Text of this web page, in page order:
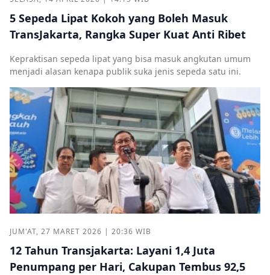
5 Sepeda Lipat Kokoh yang Boleh Masuk
TransJakarta, Rangka Super Kuat Anti Ribet
Kepraktisan sepeda lipat yang bisa masuk angkutan umum
menjadi alasan kenapa publik suka jenis sepeda satu ini.
JUM'AT, 27 MARET 2026 | 20:36 WIB
12 Tahun Transjakarta: Layani 1,4 Juta
Penumpang per Hari, Cakupan Tembus 92,5